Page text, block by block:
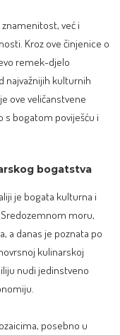
već i
Kroz ove činjenice o
remek-djelo
najvažnijih kulturnih
ove veličanstvene
s bogatom poviješću i
bogatstva
je bogata kulturna i
Sredozemnom moru,
a danas je poznata po
kulinarskoj
nudi jedinstveno
posebno u